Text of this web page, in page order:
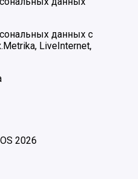
данных с
LiveInternet,
2026